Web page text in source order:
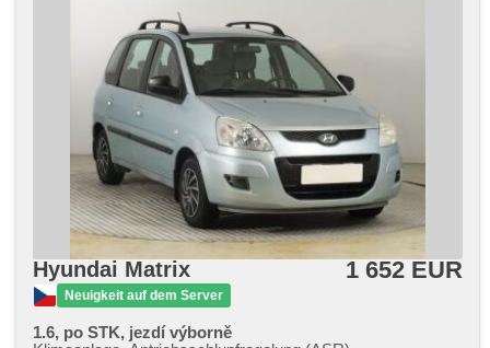
Hyundai Matrix
Neuigkeit auf dem Server
1 652 EUR
1.6, po STK, jezdí výborně